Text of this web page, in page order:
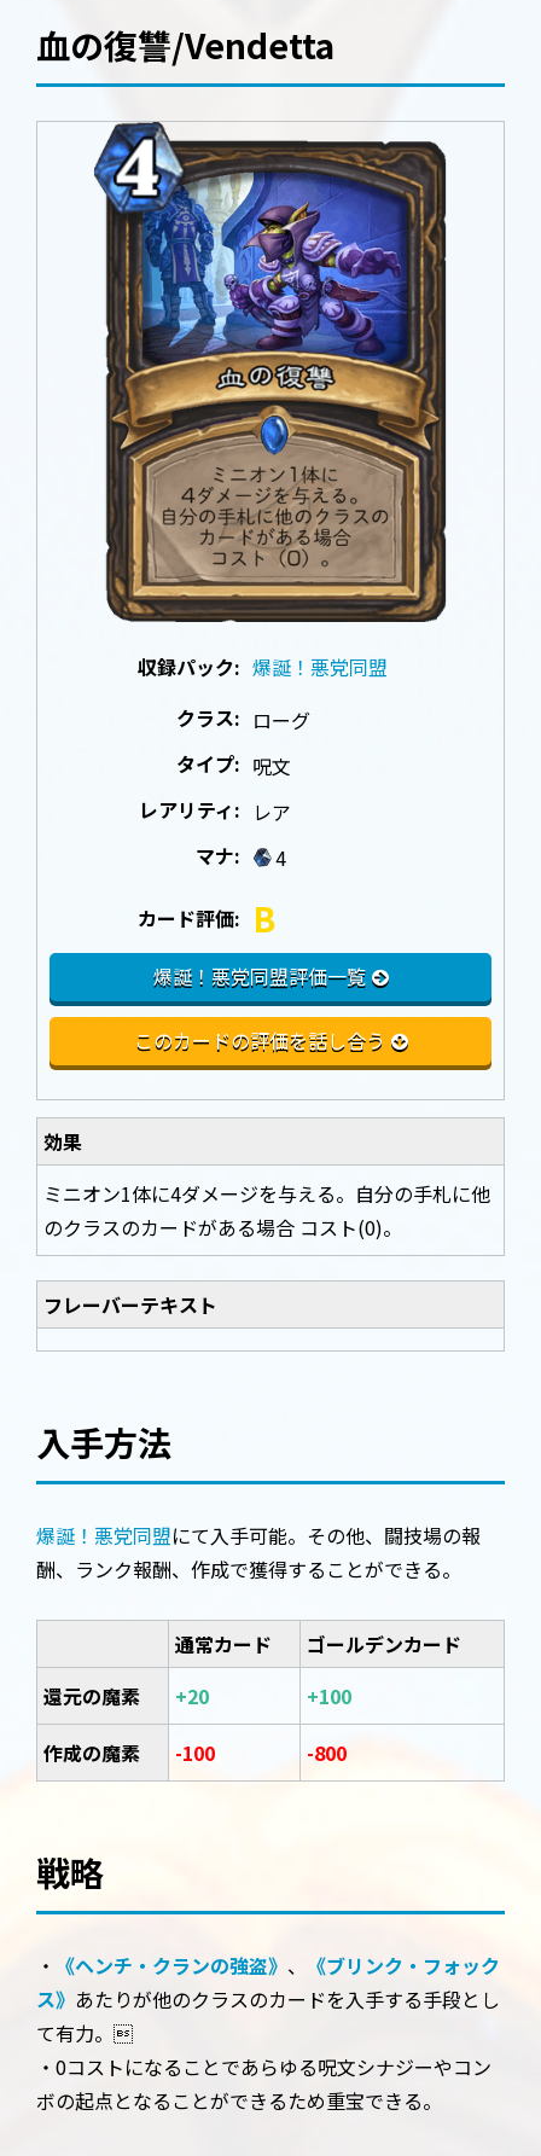
血の復讐/Vendetta
収録パック: 爆誕！悪党同盟
クラス: ローグ
タイプ: 呪文
レアリティ: レア
マナ:
4
カード評価: B
爆誕！悪党同盟評価一覧
このカードの評価を話し合う
効果
ミニオン1体に4ダメージを与える。自分の手札に他
のクラスのカードがある場合 コスト(0)。
フレーバーテキスト
入手方法
爆誕！悪党同盟にて入手可能。その他、闘技場の報
酬、ランク報酬、作成で獲得することができる。
通常カード
ゴールデンカード
還元の魔素
+20
+100
作成の魔素
-100 -800
戦略
・ 《ヘンチ・クランの強盗》 、
《ブリンク・フォック
ス》 あたりが他のクラスのカードを入手する手段とし
て有力。
・0コストになることであらゆる呪文シナジーやコン
ボの起点となることができるため重宝できる。